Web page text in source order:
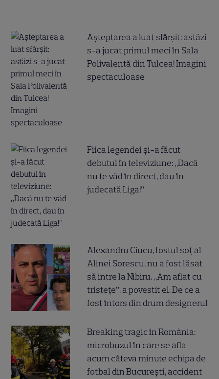
Așteptarea a luat sfârșit: astăzi
s-a jucat primul meci în Sala
Polivalentă din Tulcea! Imagini
spectaculoase
Fiica legendei și-a făcut
debutul în televiziune: „Dacă
nu te văd în direct, dau în
judecată Liga!”
Alexandru Ciucu, fostul soț al
Alinei Sorescu, nu a fost lăsat
să intre la Nibiru. „Am aflat cu
tristețe”, a povestit el. De ce a
fost întors din drum designerul
Breaking tragic în România:
microbuzul în care se afla
acum câteva minute echipa de
fotbal din București, accident